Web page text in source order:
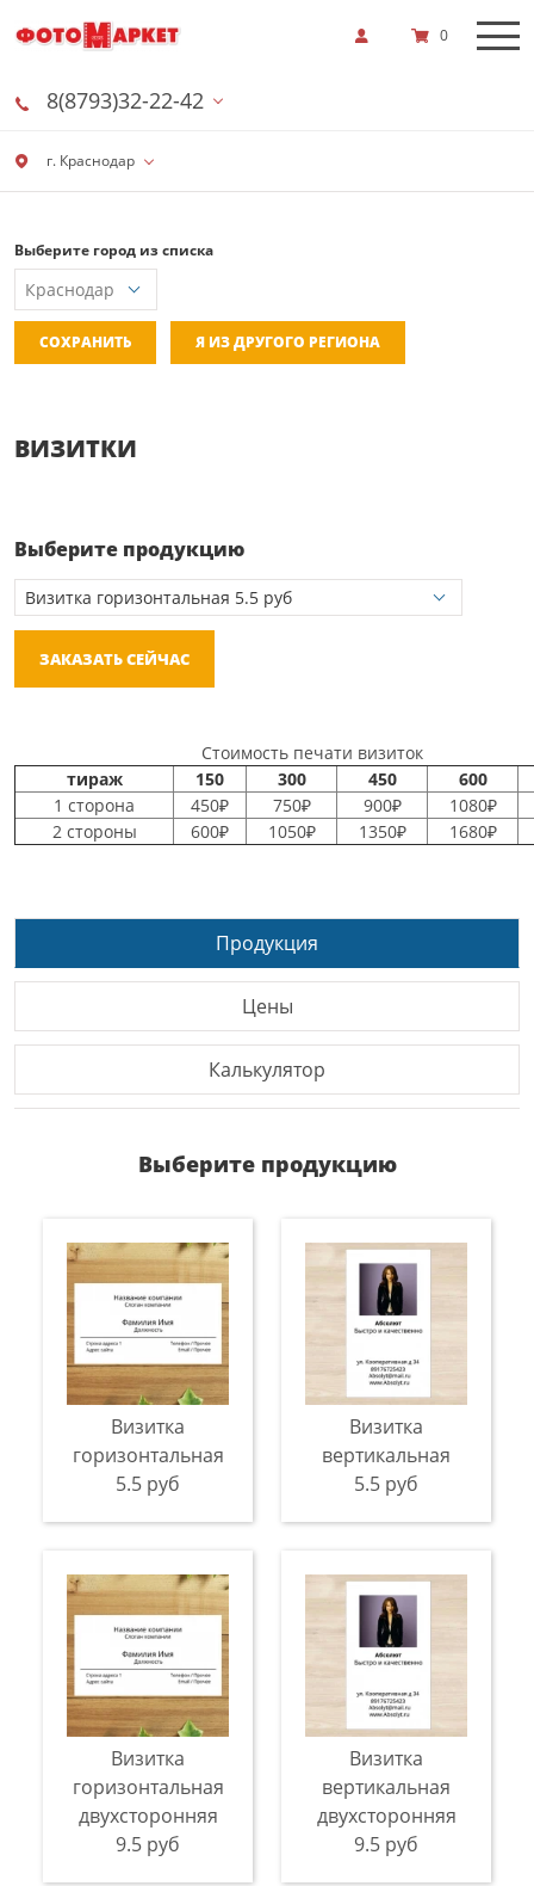
г. Краснодар
8(8793)32-22-42
0
Выберите город из списка
СОХРАНИТЬ Я ИЗ ДРУГОГО РЕГИОНА
ВИЗИТКИ
Выберите продукцию
ЗАКАЗАТЬ СЕЙЧАС
Стоимость печати визиток
тираж
150 300 450
600
1 сторона
450₽ 750₽ 900₽
1080₽
2 стороны
600₽ 1050₽ 1350₽ 1680₽
Продукция
Цены
Калькулятор
Выберите продукцию
Визитка
горизонтальная
5.5 руб
Визитка
вертикальная
5.5 руб
Визитка
горизонтальная
двухсторонняя
9.5 руб
Визитка
вертикальная
двухсторонняя
9.5 руб